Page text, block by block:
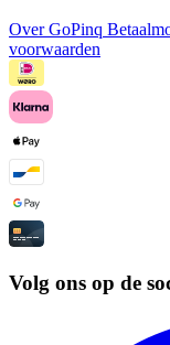
Over GoPinq
voorwaarden
Volg ons op de